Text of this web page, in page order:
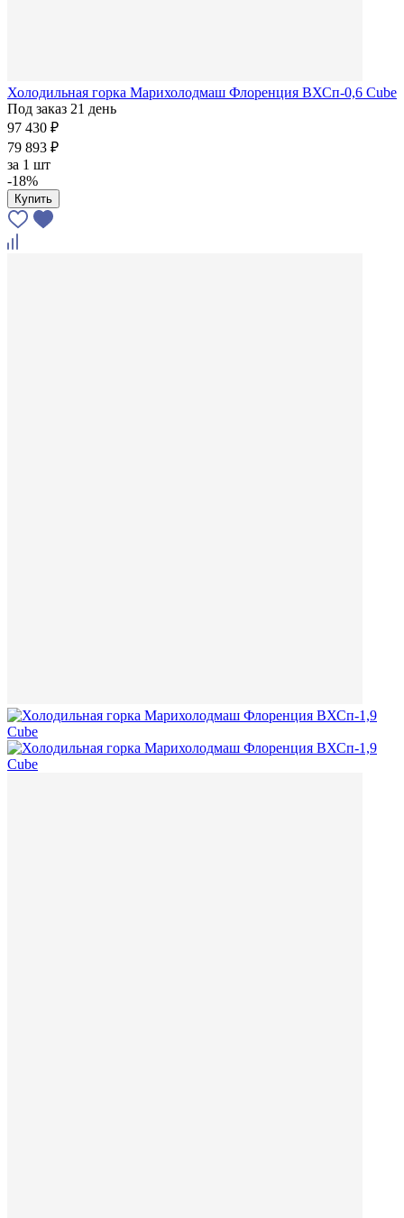
Холодильная горка Марихолодмаш Флоренция ВХСп-0,6 Cube
Под заказ 21 день
97 430 ₽
79 893 ₽
за 1 шт
-18%
Купить